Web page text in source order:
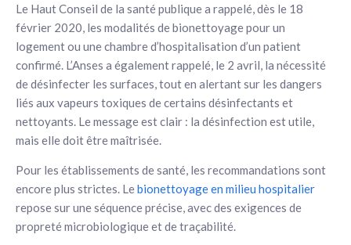
Le Haut Conseil de la santé publique a rappelé, dès le 18
février 2020, les modalités de bionettoyage pour un
logement ou une chambre d’hospitalisation d’un patient
confirmé. L’Anses a également rappelé, le 2 avril, la nécessité
de désinfecter les surfaces, tout en alertant sur les dangers
liés aux vapeurs toxiques de certains désinfectants et
nettoyants. Le message est clair : la désinfection est utile,
mais elle doit être maîtrisée.
Pour les établissements de santé, les recommandations sont
encore plus strictes. Lebionettoyage en milieu hospitalier
repose sur une séquence précise, avec des exigences de
propreté microbiologique et de traçabilité.